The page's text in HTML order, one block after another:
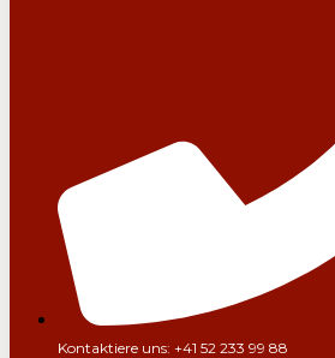
Kontaktiere uns: +41 52 233 99 88